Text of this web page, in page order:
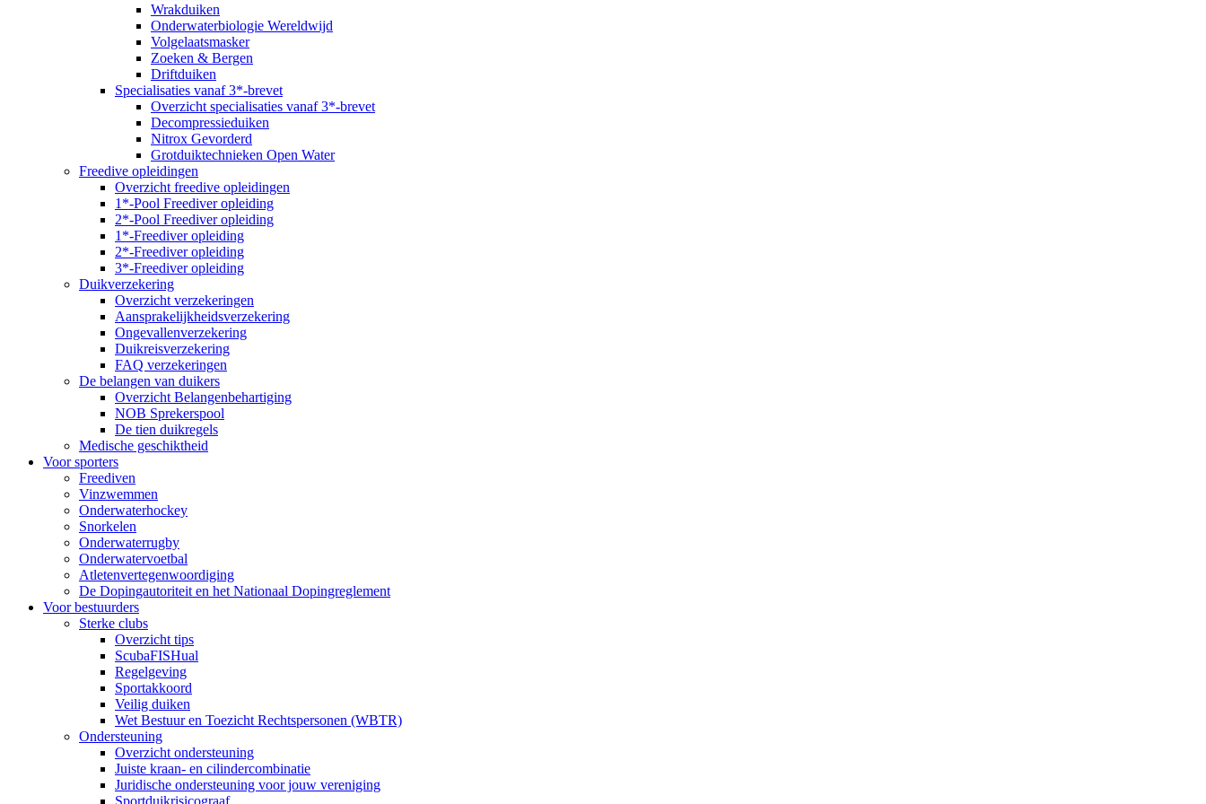
Wrakduiken
Onderwaterbiologie Wereldwijd
Volgelaatsmasker
Zoeken & Bergen
Driftduiken
Specialisaties vanaf 3*-brevet
Overzicht specialisaties vanaf 3*-brevet
Decompressieduiken
Nitrox Gevorderd
Grotduiktechnieken Open Water
Freedive opleidingen
Overzicht freedive opleidingen
1*-Pool Freediver opleiding
2*-Pool Freediver opleiding
1*-Freediver opleiding
2*-Freediver opleiding
3*-Freediver opleiding
Duikverzekering
Overzicht verzekeringen
Aansprakelijkheidsverzekering
Ongevallenverzekering
Duikreisverzekering
FAQ verzekeringen
De belangen van duikers
Overzicht Belangenbehartiging
NOB Sprekerspool
De tien duikregels
Medische geschiktheid
Voor sporters
Freediven
Vinzwemmen
Onderwaterhockey
Snorkelen
Onderwaterrugby
Onderwatervoetbal
Atletenvertegenwoordiging
De Dopingautoriteit en het Nationaal Dopingreglement
Voor bestuurders
Sterke clubs
Overzicht tips
ScubaFISHual
Regelgeving
Sportakkoord
Veilig duiken
Wet Bestuur en Toezicht Rechtspersonen (WBTR)
Ondersteuning
Overzicht ondersteuning
Juiste kraan- en cilindercombinatie
Juridische ondersteuning voor jouw vereniging
Sportduikrisicograaf